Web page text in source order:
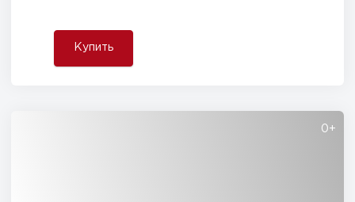
Купить
0+